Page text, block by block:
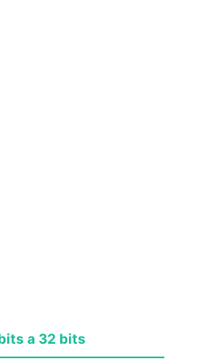
a 32 bits